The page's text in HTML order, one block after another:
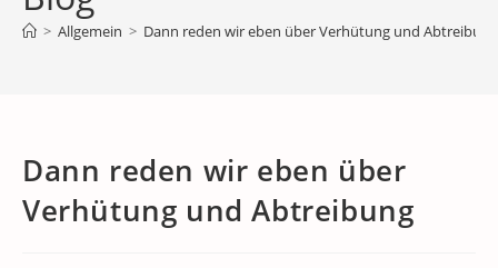
> Allgemein > Dann reden wir eben über Verhütung und Abtreibung
Dann reden wir eben über
Verhütung und Abtreibung